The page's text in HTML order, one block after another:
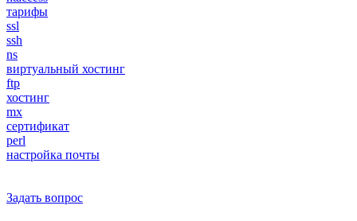
тарифы
ssl
ssh
ns
виртуальный хостинг
ftp
хостинг
mx
сертификат
perl
настройка почты
Задать вопрос